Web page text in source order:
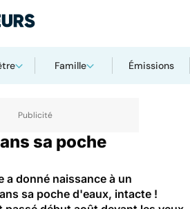
Famille Émissions
sa poche
a donné naissance à un
sa poche d'eaux, intacte !